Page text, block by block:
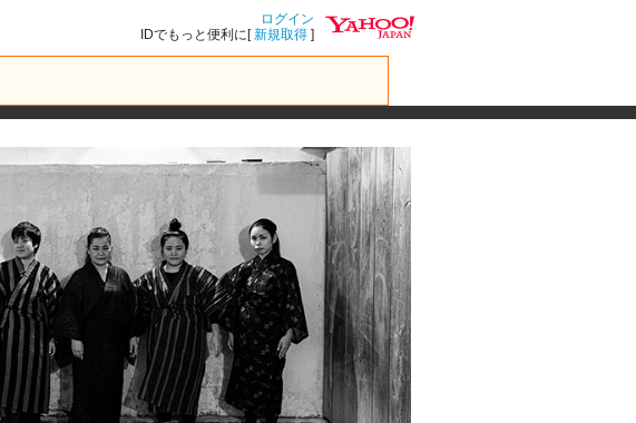
ログイン
IDでもっと便利に[新規取得 ]